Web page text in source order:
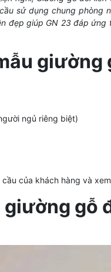
sử dụng chung phòng
đẹp giúp GN 23 đáp
giường
ngủ riêng biệt)
của khách hàng và
gỗ